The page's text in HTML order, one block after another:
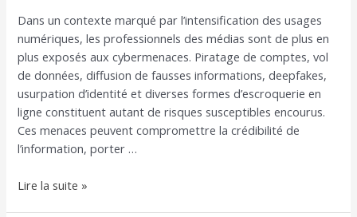
Dans un contexte marqué par l’intensification des usages
numériques, les professionnels des médias sont de plus en
plus exposés aux cybermenaces. Piratage de comptes, vol
de données, diffusion de fausses informations, deepfakes,
usurpation d’identité et diverses formes d’escroquerie en
ligne constituent autant de risques susceptibles encourus.
Ces menaces peuvent compromettre la crédibilité de
l’information, porter …
Lire la suite »